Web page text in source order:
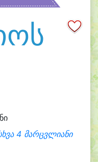
4 მარცვლიანი